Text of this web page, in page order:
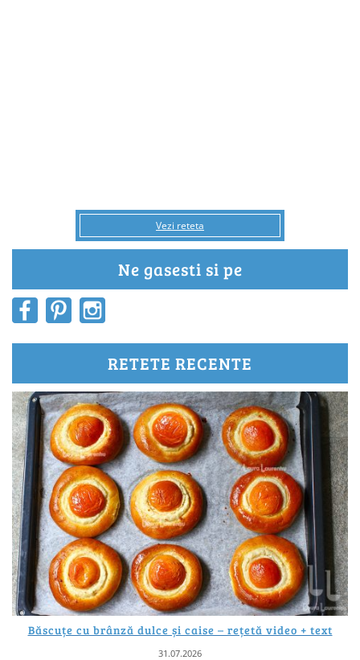
Vezi reteta
Ne gasesti si pe
RETETE RECENTE
Băscuțe cu brânză dulce și caise – rețetă video + text
31.07.2026